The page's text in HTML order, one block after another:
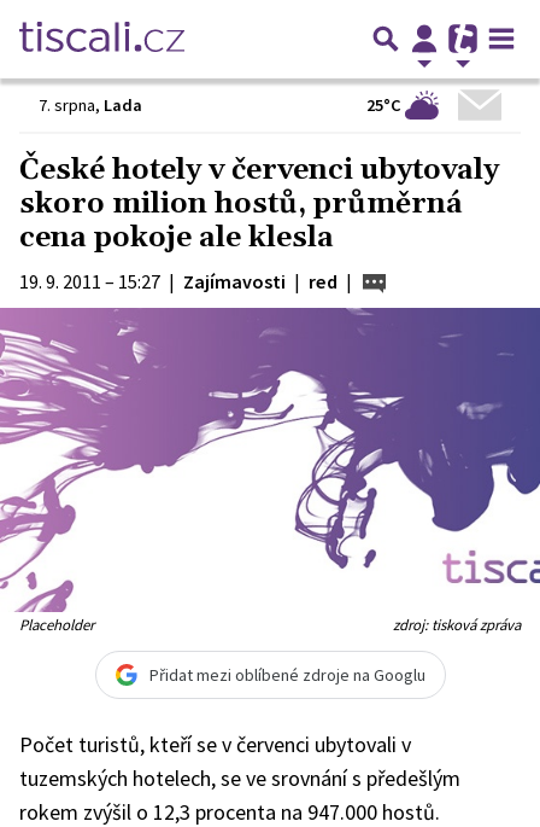
7. srpna, Lada 25°C
České hotely v červenci ubytovaly
skoro milion hostů, průměrná
cena pokoje ale klesla
19. 9. 2011 – 15:27 | Zajímavosti | red |
Placeholder zdroj: tisková zpráva
Přidat mezi oblíbené zdroje na Googlu
Počet turistů, kteří se v červenci ubytovali v
tuzemských hotelech, se ve srovnání s předešlým
rokem zvýšil o 12,3 procenta na 947.000 hostů.